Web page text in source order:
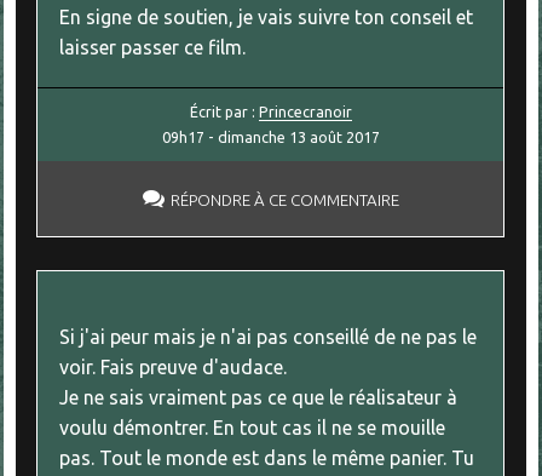
En signe de soutien, je vais suivre ton conseil et
laisser passer ce film.
Écrit par : Princecranoir
09h17 - dimanche 13 août 2017
RÉPONDRE À CE COMMENTAIRE
Si j'ai peur mais je n'ai pas conseillé de ne pas le
voir. Fais preuve d'audace.
Je ne sais vraiment pas ce que le réalisateur à
voulu démontrer. En tout cas il ne se mouille
pas. Tout le monde est dans le même panier. Tu